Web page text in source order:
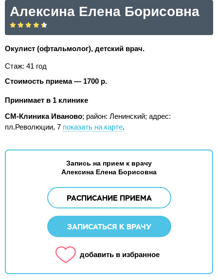
Алексина Елена Борисовна
Окулист (офтальмолог), детский врач.
Стаж: 41 год
Стоимость приема — 1700 р.
Принимает в 1 клинике
СМ-Клиника Иваново; район: Ленинский; адрес:
пл.Революции, 7 показать на карте.
Запись на прием к врачу
Алексина Елена Борисовна
РАСПИСАНИЕ ПРИЕМА
ЗАПИСАТЬСЯ К ВРАЧУ
добавить в избранное